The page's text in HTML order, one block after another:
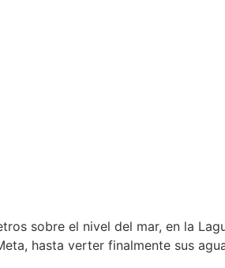
sobre el nivel del mar, en la
hasta verter finalmente sus